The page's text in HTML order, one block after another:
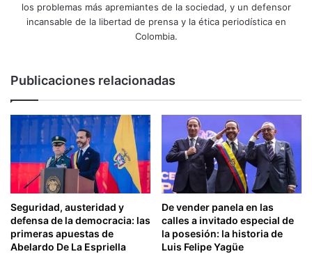
los problemas más apremiantes de la sociedad, y un defensor
incansable de la libertad de prensa y la ética periodística en
Colombia.
Publicaciones relacionadas
Seguridad, austeridad y
defensa de la democracia: las
primeras apuestas de
Abelardo De La Espriella
De vender panela en las
calles a invitado especial de
la posesión: la historia de
Luis Felipe Yagüe